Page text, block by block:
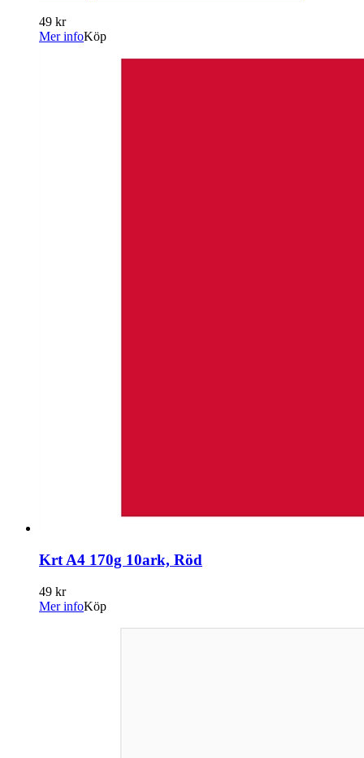
49 kr
Mer infoKöp
Krt A4 170g 10ark, Röd
49 kr
Mer infoKöp